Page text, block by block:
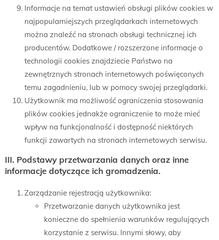
Informacje na temat ustawień obsługi plików cookies w
najpopularniejszych przeglądarkach internetowych
można znaleźć na stronach obsługi technicznej ich
producentów. Dodatkowe / rozszerzone informacje o
technologii cookies znajdziecie Państwo na
zewnętrznych stronach internetowych poświęconych
temu zagadnieniu, lub w pomocy swojej przeglądarki.
Użytkownik ma możliwość ograniczenia stosowania
plików cookies jednakże ograniczenie to może mieć
wpływ na funkcjonalność i dostępność niektórych
funkcji zawartych na stronach internetowych serwisu.
III. Podstawy przetwarzania danych oraz inne
informacje dotyczące ich gromadzenia.
Zarządzanie rejestracją użytkownika:
Przetwarzanie danych użytkownika jest
konieczne do spełnienia warunków regulujących
korzystanie z serwisu. Innymi słowy, aby